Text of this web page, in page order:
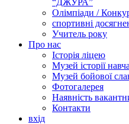
“ДЖУРА”
Олімпіади /
спортивні
Учитель року
Про нас
Історія ліцею
Музей історії
Музей бойової
Фотогалерея
Наявність
Контакти
вхід